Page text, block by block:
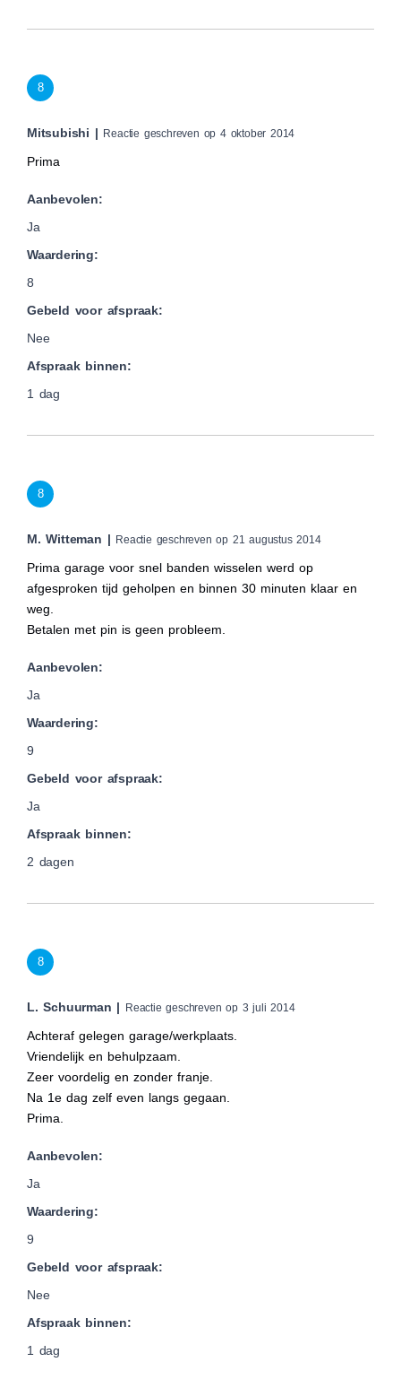
8
Mitsubishi | Reactie geschreven op 4 oktober 2014
Prima
Aanbevolen:
Ja
Waardering:
8
Gebeld voor afspraak:
Nee
Afspraak binnen:
1 dag
8
M. Witteman | Reactie geschreven op 21 augustus 2014
Prima garage voor snel banden wisselen werd op
afgesproken tijd geholpen en binnen 30 minuten klaar en
weg.
Betalen met pin is geen probleem.
Aanbevolen:
Ja
Waardering:
9
Gebeld voor afspraak:
Ja
Afspraak binnen:
2 dagen
8
L. Schuurman | Reactie geschreven op 3 juli 2014
Achteraf gelegen garage/werkplaats.
Vriendelijk en behulpzaam.
Zeer voordelig en zonder franje.
Na 1e dag zelf even langs gegaan.
Prima.
Aanbevolen:
Ja
Waardering:
9
Gebeld voor afspraak:
Nee
Afspraak binnen:
1 dag